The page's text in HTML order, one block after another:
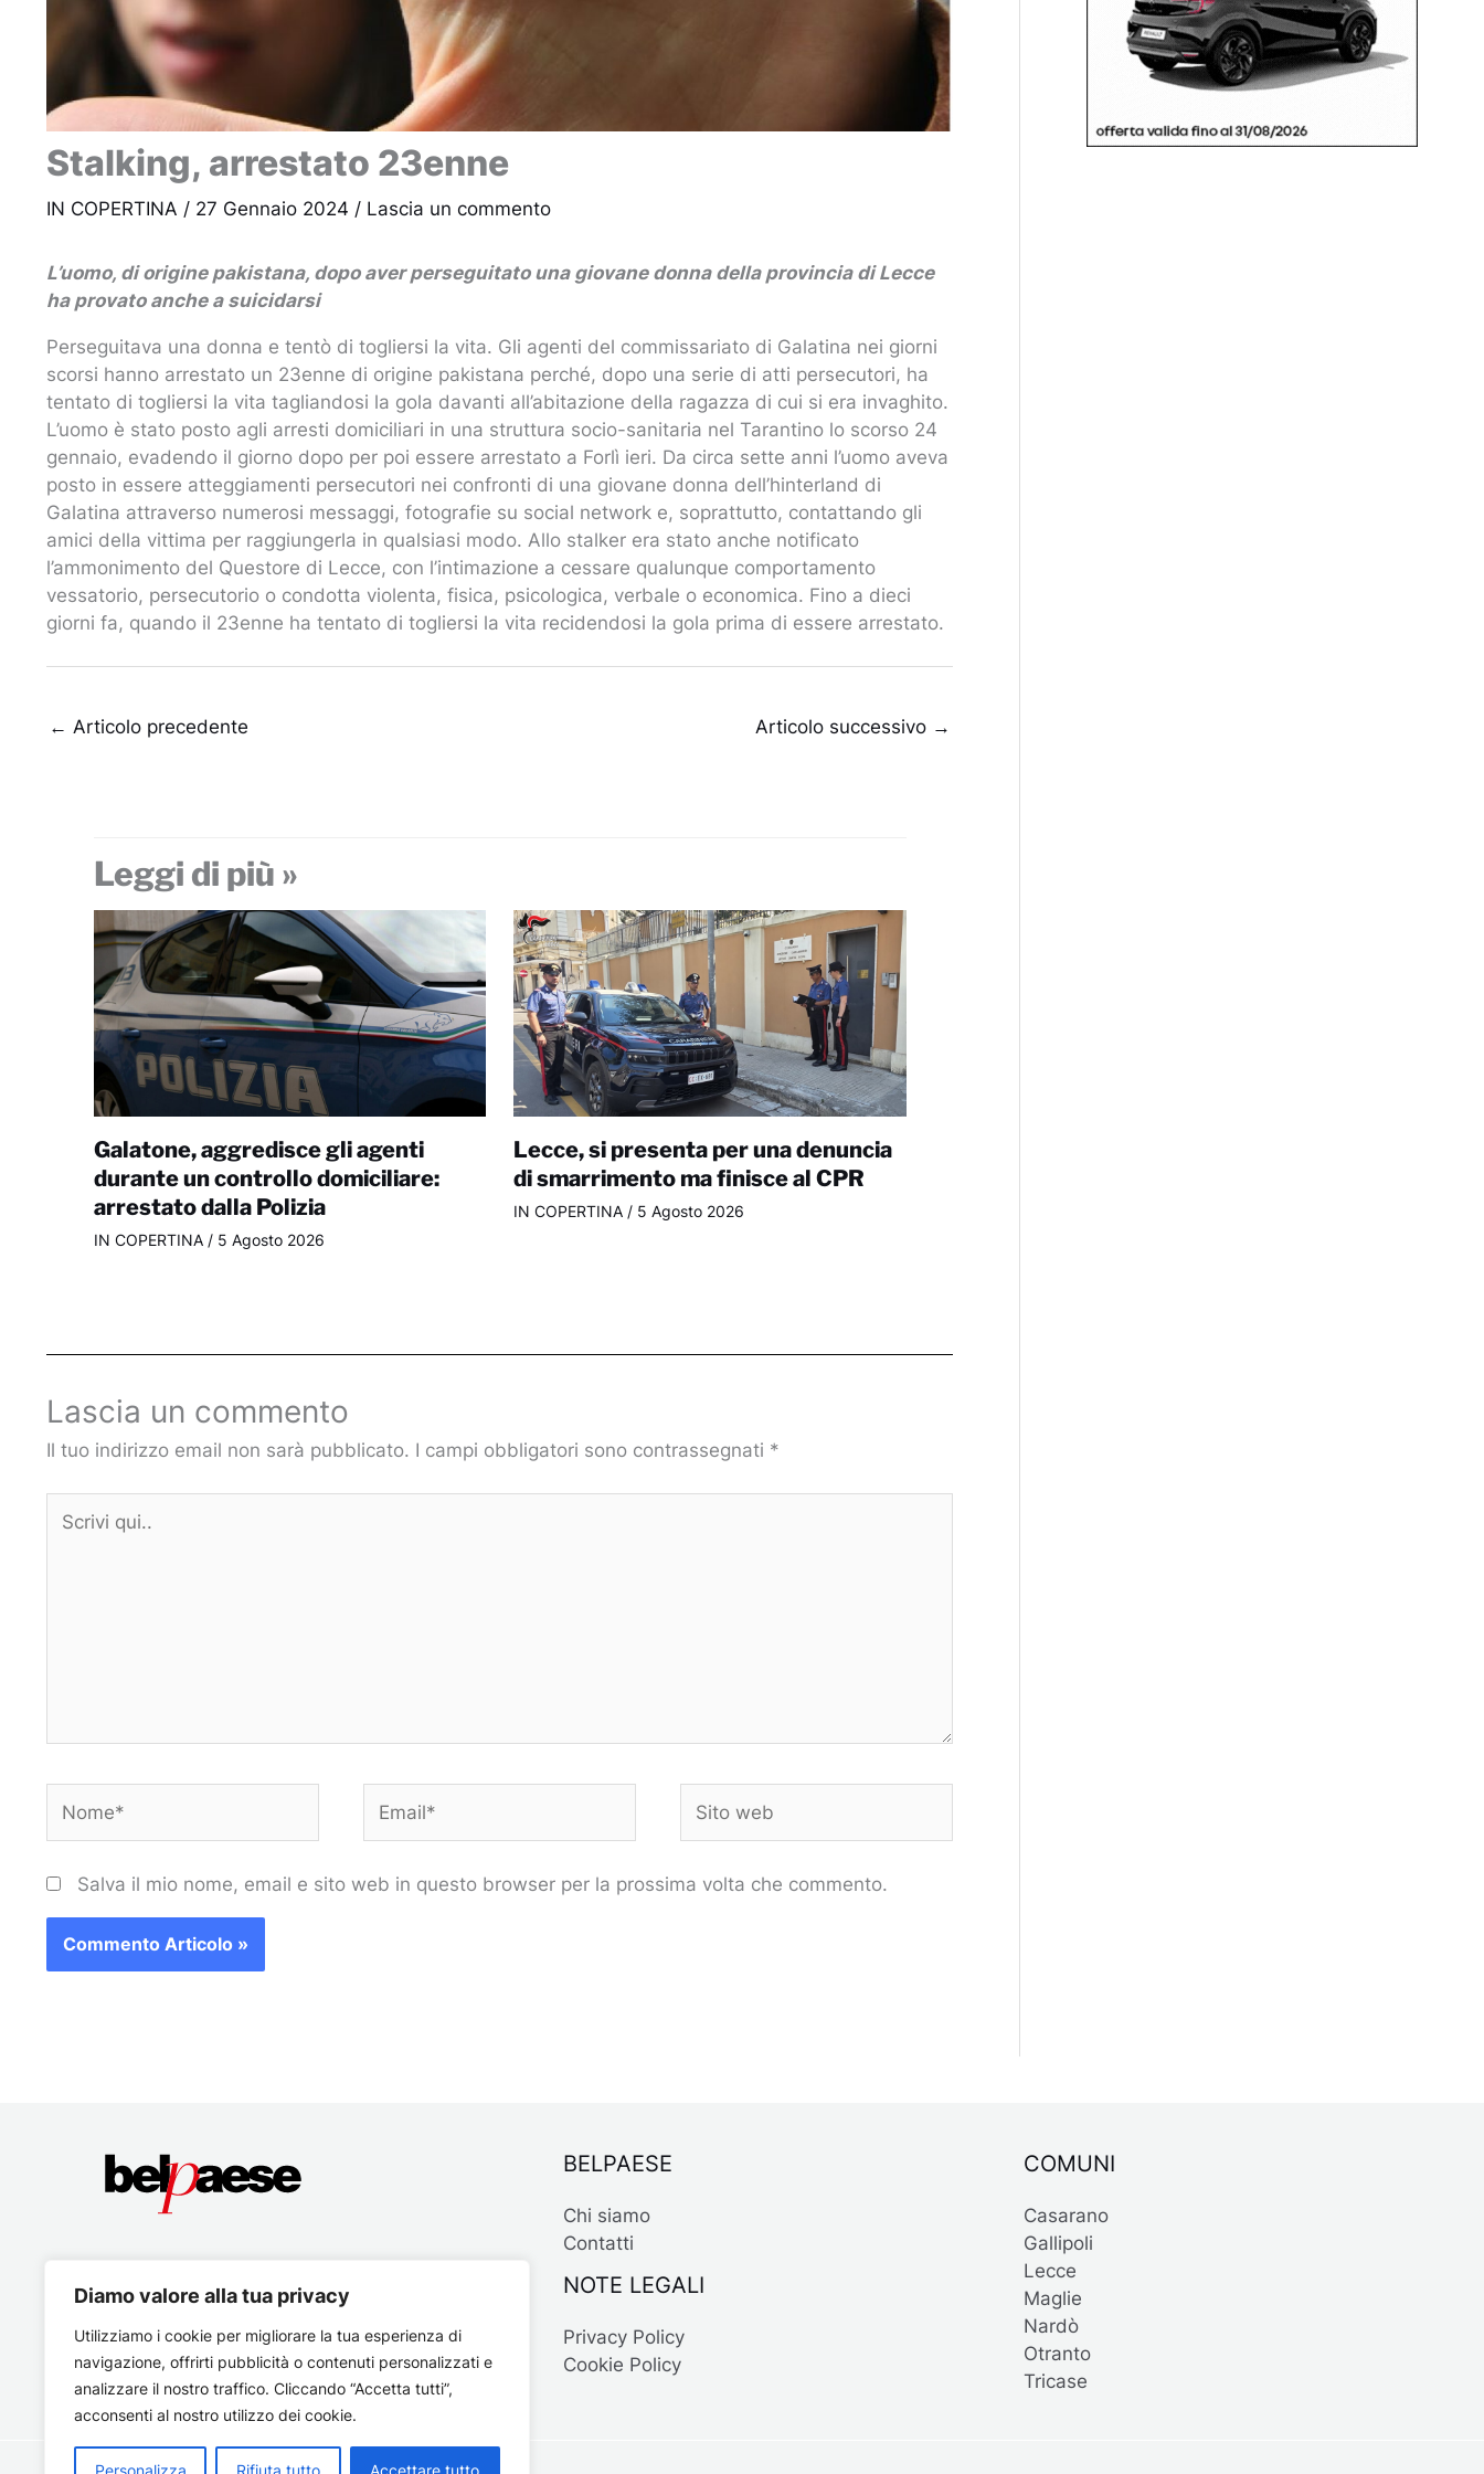
Diamo valore alla tua privacy
Utilizziamo i cookie per migliorare la tua esperienza di
navigazione, offrirti pubblicità o contenuti personalizzati e
analizzare il nostro traffico. Cliccando “Accetta tutti”,
acconsenti al nostro utilizzo dei cookie.
Personalizza Rifiuta tutto Accettare tutto
Stalking, arrestato 23enne
IN COPERTINA / 27 Gennaio 2024 / Lascia un commento
L’uomo, di origine pakistana, dopo aver perseguitato una giovane donna della provincia di Lecce
ha provato anche a suicidarsi
Perseguitava una donna e tentò di togliersi la vita. Gli agenti del commissariato di Galatina nei giorni
scorsi hanno arrestato un 23enne di origine pakistana perché, dopo una serie di atti persecutori, ha
tentato di togliersi la vita tagliandosi la gola davanti all’abitazione della ragazza di cui si era invaghito.
L’uomo è stato posto agli arresti domiciliari in una struttura socio-sanitaria nel Tarantino lo scorso 24
gennaio, evadendo il giorno dopo per poi essere arrestato a Forlì ieri. Da circa sette anni l’uomo aveva
posto in essere atteggiamenti persecutori nei confronti di una giovane donna dell’hinterland di
Galatina attraverso numerosi messaggi, fotografie su social network e, soprattutto, contattando gli
amici della vittima per raggiungerla in qualsiasi modo. Allo stalker era stato anche notificato
l’ammonimento del Questore di Lecce, con l’intimazione a cessare qualunque comportamento
vessatorio, persecutorio o condotta violenta, fisica, psicologica, verbale o economica. Fino a dieci
giorni fa, quando il 23enne ha tentato di togliersi la vita recidendosi la gola prima di essere arrestato.
← Articolo precedente Articolo successivo →
Leggi di più »
Galatone, aggredisce gli agenti
durante un controllo domiciliare:
arrestato dalla Polizia
IN COPERTINA/ 5 Agosto 2026
Lecce, si presenta per una denuncia
di smarrimento ma finisce al CPR
IN COPERTINA / 5 Agosto 2026
Lascia un commento
Il tuo indirizzo email non sarà pubblicato. I campi obbligatori sono contrassegnati *
qui..
web
Salva il mio nome, email e sito web in questo browser per la prossima volta che commento.
BELPAESE
Chi siamo
Contatti
NOTE LEGALI
Privacy Policy
Cookie Policy
COMUNI
Casarano
Gallipoli
Lecce
Maglie
Nardò
Otranto
Tricase